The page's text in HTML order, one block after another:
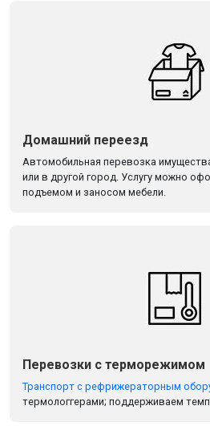
Домашний переезд
Автомобильная перевозка
или в другой город. Услугу можно
подъемом и заносом мебели.
Перевозки с терморежимом
Транспорт с рефрижераторным
термологгерами; поддерживаем